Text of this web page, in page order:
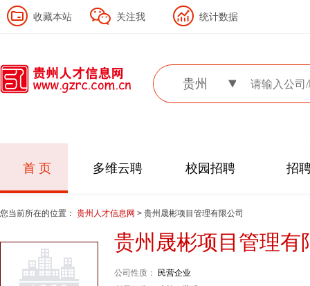
收藏本站 关注我 统计数据
贵州
首 页 多维云聘 校园招聘 招
您当前所在的位置： 贵州人才信息网 > 贵州晟彬项目管理有限公司
贵州晟彬项目管理有
公司性质：
民营企业